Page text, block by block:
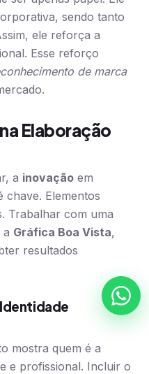
sendo tanto
ele reforça a
Esse reforço
de marca
Elaboração
a inovação em
chave. Elementos
Trabalhar com uma
a Gráfica Boa Vista,
resultados
mostra quem é a
e profissional. Incluir o